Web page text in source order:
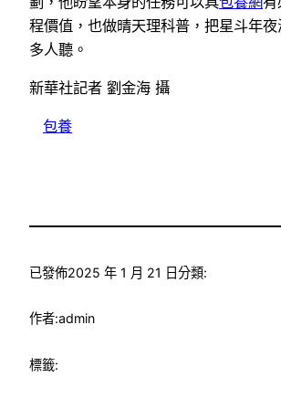
程價值，也做晴天理科普，把星斗年
多人聽。
新華社記者 劉金海 攝
包養
已發佈2025 年 1 月 21 日分類:
作者:admin
標籤: